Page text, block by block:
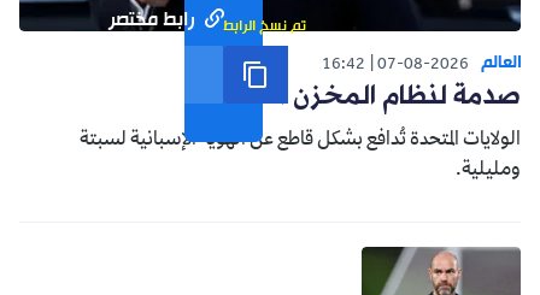
رابط مختصر تم نسخ الرابط
العالم 07-08-2026
16:42
صدمة لنظام المخزن التوسعي
الولايات المتحدة تُدافع بشكل قاطع عن الهوية الإسبانية لسبتة
ومليلية.